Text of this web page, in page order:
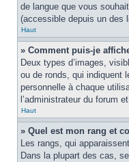
de langue que vous
(accessible depuis un des
Haut
» Comment puis-je
Deux types d’images,
ou de ronds, qui indiquent
personnelle à chaque
l’administrateur du forum
Haut
» Quel est mon rang et
Les rangs, qui
Dans la plupart des cas,